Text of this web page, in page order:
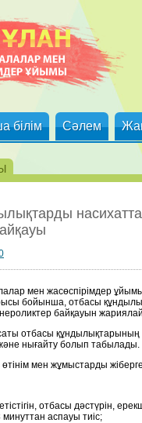
білім Сәлем
мен жасөспірімдер
бойынша, отбасы
байқауын
отбасы құндылықтарының
нығайту болып табылады.
өтінім мен жұмыстарды
отбасы дәстүрін,
аспауы тиіс;